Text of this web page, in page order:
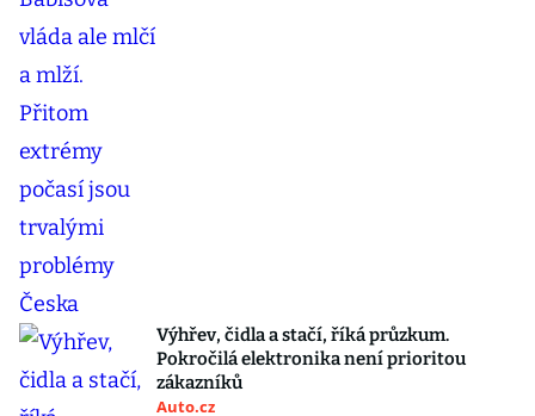
Výhřev, čidla a stačí, říká průzkum.
Pokročilá elektronika není prioritou
zákazníků
Auto.cz